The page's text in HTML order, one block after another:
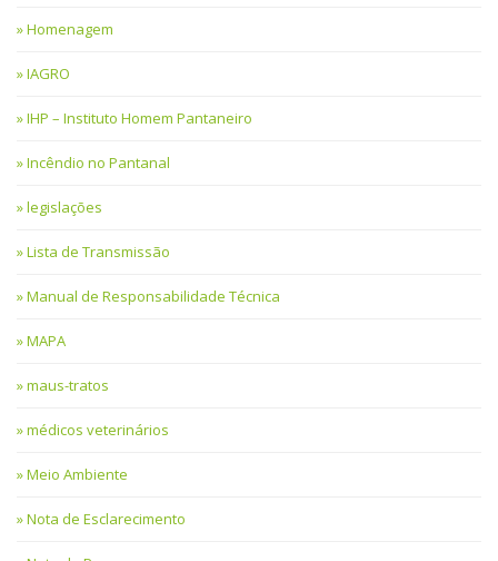
Homenagem
IAGRO
IHP – Instituto Homem Pantaneiro
Incêndio no Pantanal
legislações
Lista de Transmissão
Manual de Responsabilidade Técnica
MAPA
maus-tratos
médicos veterinários
Meio Ambiente
Nota de Esclarecimento